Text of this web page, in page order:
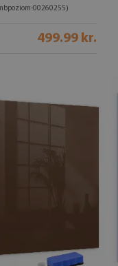
00260255)
499.99 kr.